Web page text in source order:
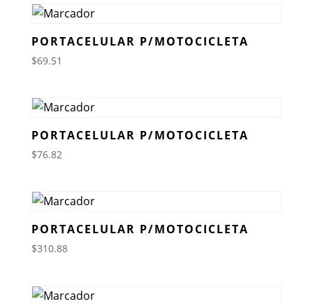
PORTACELULAR P/MOTOCICLETA
$69.51
PORTACELULAR P/MOTOCICLETA
$76.82
PORTACELULAR P/MOTOCICLETA
$310.88